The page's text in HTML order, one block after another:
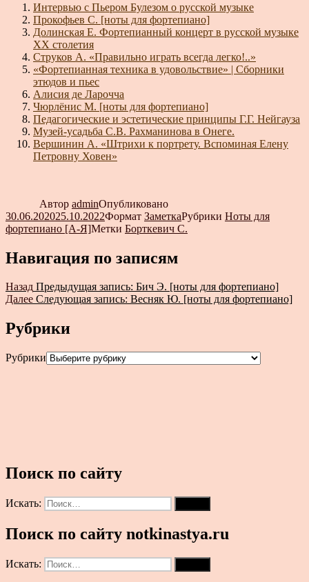
Интервью с Пьером Булезом о русской музыке
Прокофьев С. [ноты для фортепиано]
Долинская Е. Фортепианный концерт в русской музыке
XX столетия
Струков А. «Правильно играть всегда легко!..»
«Фортепианная техника в удовольствие» | Сборники
этюдов и пьес
Алисия де Ларочча
Чюрлёнис М. [ноты для фортепиано]
Педагогические и эстетические принципы Г.Г. Нейгауза
Музей-усадьба С.В. Рахманинова в Онеге.
Вершинин А. «Штрихи к портрету. Вспоминая Елену
Петровну Ховен»
Автор adminОпубликовано
30.06.202025.10.2022Формат ЗаметкаРубрики Ноты для
фортепиано [А-Я]Метки Борткевич С.
Навигация по записям
Назад Предыдущая запись: Бич Э. [ноты для фортепиано]
Далее Следующая запись: Весняк Ю. [ноты для фортепиано]
Рубрики
Рубрики
Поиск по сайту
Искать:
Поиск по сайту notkinastya.ru
Искать: